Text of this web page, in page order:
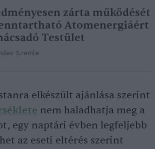
zárta működését
Atomenergiáért
Testület
Szemle
elkészült ajánlása szerint
nem haladhatja meg a
egy naptári évben legfeljebb
az eseti eltérés szerint